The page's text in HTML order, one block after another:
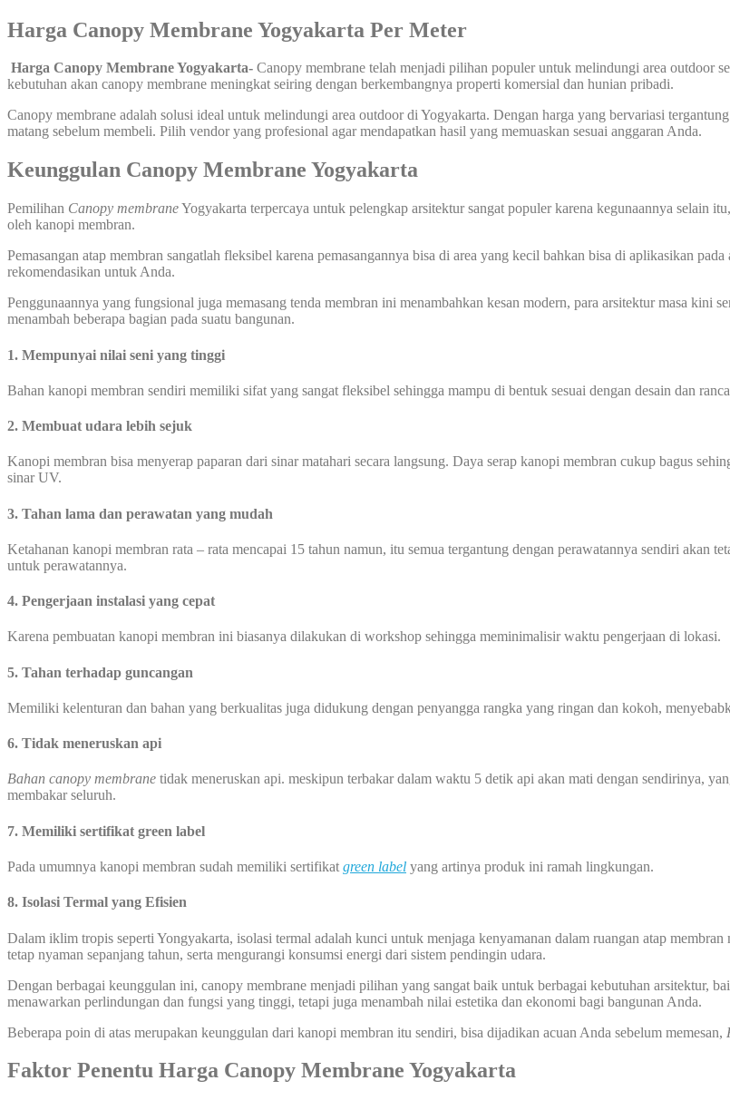
Harga Canopy Membrane Yogyakarta Per Meter
Harga Canopy Membrane Yogyakarta- Canopy membrane telah menjadi pilihan populer untuk melindungi area outdoor
kebutuhan akan canopy membrane meningkat seiring dengan berkembangnya properti komersial dan hunian pribadi.
Canopy membrane adalah solusi ideal untuk melindungi area outdoor di Yogyakarta. Dengan harga yang bervariasi
matang sebelum membeli. Pilih vendor yang profesional agar mendapatkan hasil yang memuaskan sesuai anggaran Anda.
Keunggulan Canopy Membrane Yogyakarta
Pemilihan Canopy membraneYogyakarta terpercaya untuk pelengkap arsitektur sangat populer karena kegunaannya selain
oleh kanopi membran.
Pemasangan atap membran sangatlah fleksibel karena pemasangannya bisa di area yang kecil bahkan bisa di aplikasikan
rekomendasikan untuk Anda.
Penggunaannya yang fungsional juga memasang tenda membran ini menambahkan kesan modern, para arsitektur masa kini
menambah beberapa bagian pada suatu bangunan.
1. Mempunyai nilai seni yang tinggi
Bahan kanopi membran sendiri memiliki sifat yang sangat fleksibel sehingga mampu di bentuk sesuai dengan desain dan
2. Membuat udara lebih sejuk
Kanopi membran bisa menyerap paparan dari sinar matahari secara langsung. Daya serap kanopi membran cukup bagus
sinar UV.
3. Tahan lama dan perawatan yang mudah
Ketahanan kanopi membran rata – rata mencapai 15 tahun namun, itu semua tergantung dengan perawatannya sendiri akan
untuk perawatannya.
4. Pengerjaan instalasi yang cepat
Karena pembuatan kanopi membran ini biasanya dilakukan di workshop sehingga meminimalisir waktu pengerjaan di lokasi.
5. Tahan terhadap guncangan
Memiliki kelenturan dan bahan yang berkualitas juga didukung dengan penyangga rangka yang ringan dan kokoh,
6. Tidak meneruskan api
Bahan canopy membrane tidak meneruskan api. meskipun terbakar dalam waktu 5 detik api akan mati dengan sendirinya,
membakar seluruh.
7. Memiliki sertifikat green label
Pada umumnya kanopi membran sudah memiliki sertifikat green label yang artinya produk ini ramah lingkungan.
8. Isolasi Termal yang Efisien
Dalam iklim tropis seperti Yongyakarta, isolasi termal adalah kunci untuk menjaga kenyamanan dalam ruangan atap
tetap nyaman sepanjang tahun, serta mengurangi konsumsi energi dari sistem pendingin udara.
Dengan berbagai keunggulan ini, canopy membrane menjadi pilihan yang sangat baik untuk berbagai kebutuhan arsitektur,
menawarkan perlindungan dan fungsi yang tinggi, tetapi juga menambah nilai estetika dan ekonomi bagi bangunan Anda.
Beberapa poin di atas merupakan keunggulan dari kanopi membran itu sendiri, bisa dijadikan acuan Anda sebelum memesan,
Faktor Penentu Harga Canopy Membrane Yogyakarta